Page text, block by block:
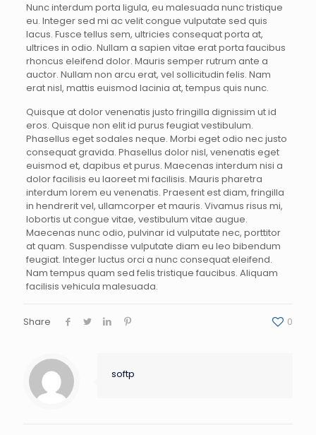
Nunc interdum porta ligula, eu malesuada nunc tristique
eu. Integer sed mi ac velit congue vulputate sed quis
lacus. Fusce tellus sem, ultricies consequat porta at,
ultrices in odio. Nullam a sapien vitae erat porta faucibus
rhoncus eleifend dolor. Mauris semper rutrum ante a
auctor. Nullam non arcu erat, vel sollicitudin felis. Nam
erat nisl, mattis euismod lacinia at, tempus quis nunc.
Quisque at dolor venenatis justo fringilla dignissim ut id
eros. Quisque non elit id purus feugiat vestibulum.
Phasellus eget sodales neque. Morbi eget odio nec justo
consequat gravida. Phasellus dolor nisl, venenatis eget
euismod et, dapibus et purus. Maecenas interdum nisi a
dolor facilisis eu laoreet mi facilisis. Mauris pharetra
interdum lorem eu venenatis. Praesent est diam, fringilla
in hendrerit vel, ullamcorper et mauris. Vivamus risus mi,
lobortis ut congue vitae, vestibulum vitae augue.
Maecenas nunc odio, pulvinar id vulputate nec, porttitor
at quam. Suspendisse vulputate diam eu leo bibendum
feugiat. Integer luctus orci a nunc consequat eleifend.
Nam tempus quam sed felis tristique faucibus. Aliquam
facilisis vehicula malesuada.
Share 0
softp